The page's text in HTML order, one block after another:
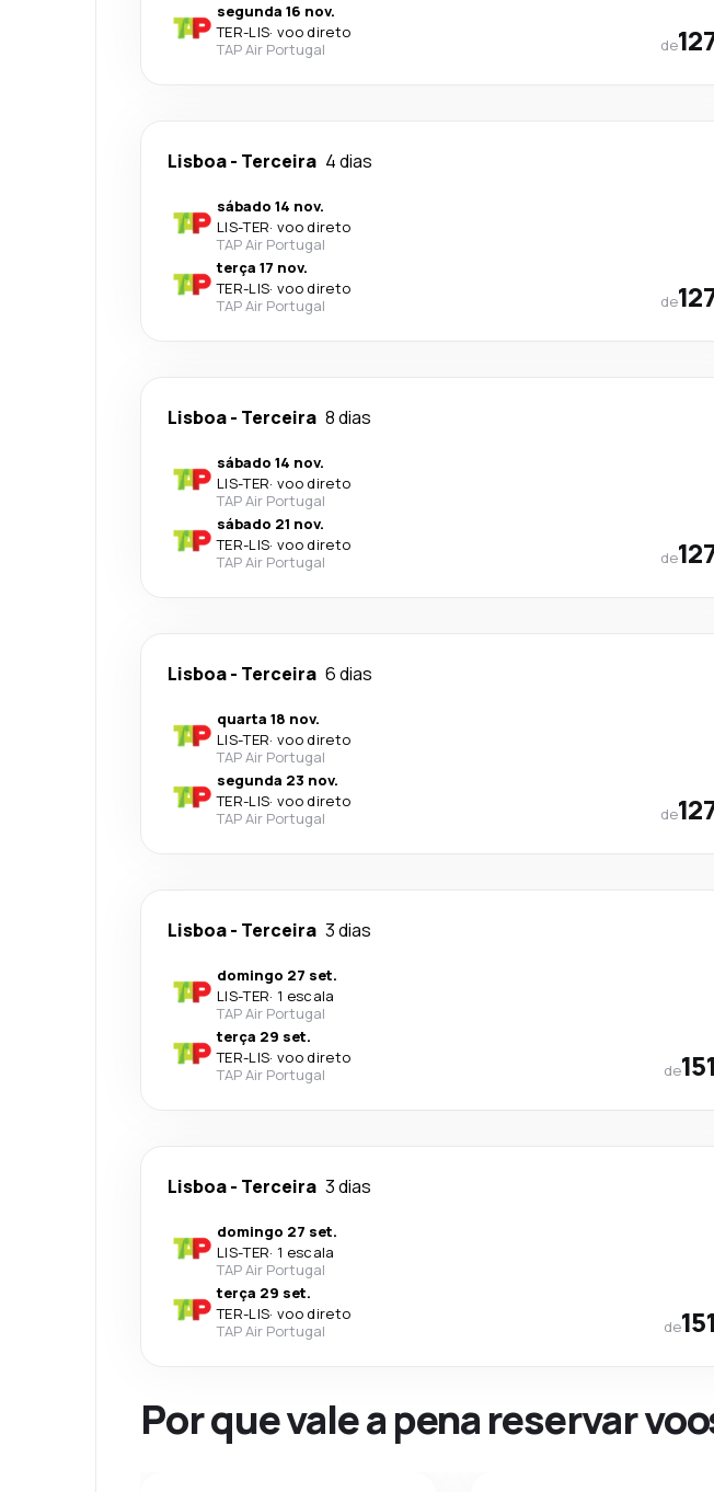
segunda 16 nov.
TER-LIS· voo direto
TAP Air Portugal
de
Lisboa- Terceira 4 dias
sábado 14 nov.
LIS-TER· voo direto
TAP Air Portugal
terça 17 nov.
TER-LIS· voo direto
TAP Air Portugal
de
Lisboa- Terceira 8 dias
sábado 14 nov.
LIS-TER· voo direto
TAP Air Portugal
sábado 21 nov.
TER-LIS· voo direto
TAP Air Portugal
de
Lisboa- Terceira 6 dias
quarta 18 nov.
LIS-TER· voo direto
TAP Air Portugal
segunda 23 nov.
TER-LIS· voo direto
TAP Air Portugal
de
Lisboa- Terceira 3 dias
domingo 27 set.
LIS-TER· 1 escala
TAP Air Portugal
terça 29 set.
TER-LIS· voo direto
TAP Air Portugal
de
Lisboa- Terceira 3 dias
domingo 27 set.
LIS-TER· 1 escala
TAP Air Portugal
terça 29 set.
TER-LIS· voo direto
TAP Air Portugal
de
Por que vale a pena reservar